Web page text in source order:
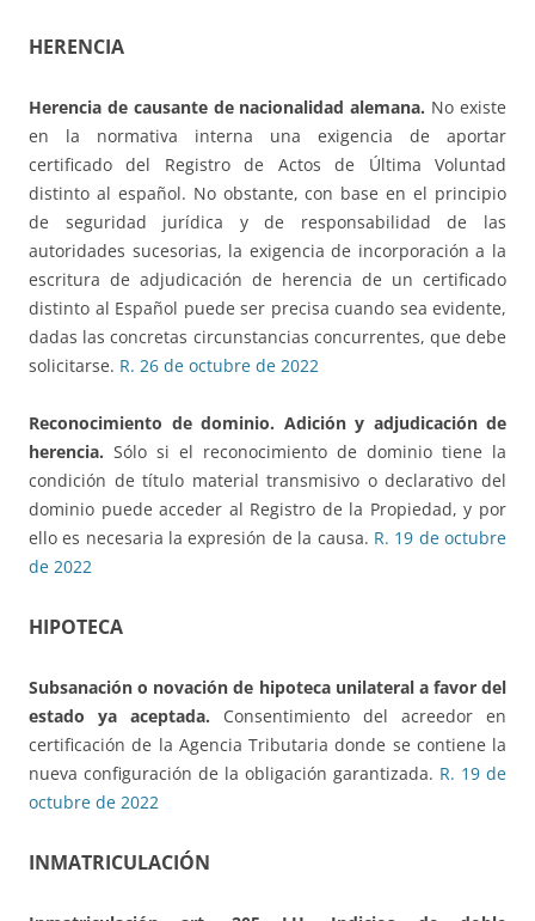
HERENCIA
Herencia de causante de nacionalidad alemana. No existe
en la normativa interna una exigencia de aportar
certificado del Registro de Actos de Última Voluntad
distinto al español. No obstante, con base en el principio
de seguridad jurídica y de responsabilidad de las
autoridades sucesorias, la exigencia de incorporación a la
escritura de adjudicación de herencia de un certificado
distinto al Español puede ser precisa cuando sea evidente,
dadas las concretas circunstancias concurrentes, que debe
solicitarse. R. 26 de octubre de 2022
Reconocimiento de dominio. Adición y adjudicación de
herencia. Sólo si el reconocimiento de dominio tiene la
condición de título material transmisivo o declarativo del
dominio puede acceder al Registro de la Propiedad, y por
ello es necesaria la expresión de la causa. R. 19 de octubre
de 2022
HIPOTECA
Subsanación o novación de hipoteca unilaterala favor del
estado ya aceptada. Consentimiento del acreedor en
certificación de la Agencia Tributaria donde se contiene la
nueva configuración de la obligación garantizada. R. 19 de
octubre de 2022
INMATRICULACIÓN